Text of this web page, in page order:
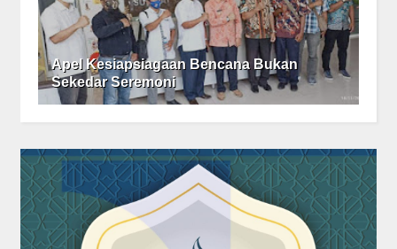
Apel Kesiapsiagaan Bencana Bukan
Sekedar Seremoni